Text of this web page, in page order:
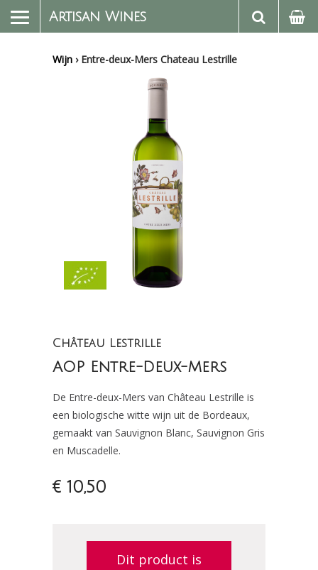
Artisan Wines
Wijn › Entre-deux-Mers Chateau Lestrille
Château Lestrille
AOP Entre-Deux-Mers
De Entre-deux-Mers van Château Lestrille is
een biologische witte wijn uit de Bordeaux,
gemaakt van Sauvignon Blanc, Sauvignon Gris
en Muscadelle.
€ 10,50
Dit product is